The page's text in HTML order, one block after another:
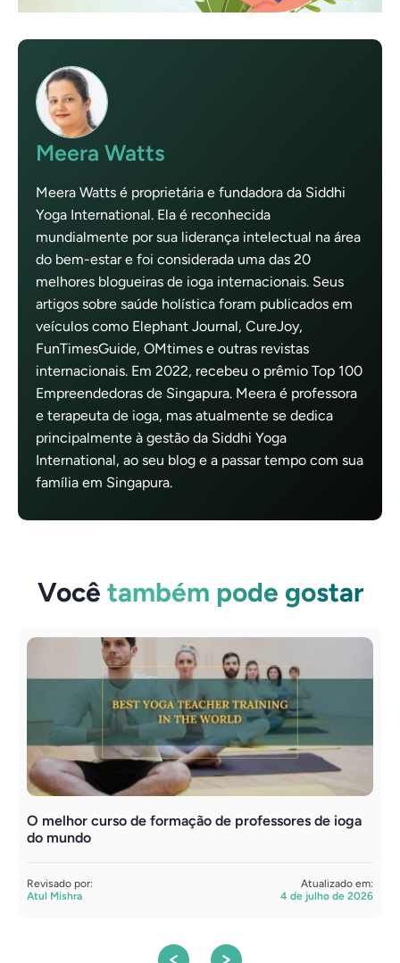
Meera Watts
Meera Watts é proprietária e fundadora da Siddhi
Yoga International. Ela é reconhecida
mundialmente por sua liderança intelectual na área
do bem-estar e foi considerada uma das 20
melhores blogueiras de ioga internacionais. Seus
artigos sobre saúde holística foram publicados em
veículos como Elephant Journal, CureJoy,
FunTimesGuide, OMtimes e outras revistas
internacionais. Em 2022, recebeu o prêmio Top 100
Empreendedoras de Singapura. Meera é professora
e terapeuta de ioga, mas atualmente se dedica
principalmente à gestão da Siddhi Yoga
International, ao seu blog e a passar tempo com sua
família em Singapura.
Você também pode gostar
O melhor curso de formação de professores de ioga
do mundo
Revisado por:
Atul Mishra
Atualizado em:
4 de julho de 2026